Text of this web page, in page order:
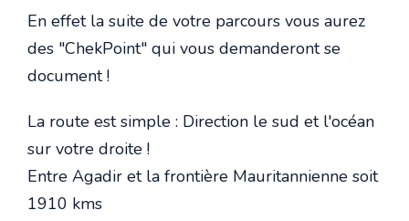
En effet la suite de votre parcours vous aurez
des "ChekPoint" qui vous demanderont se
document !
La route est simple : Direction le sud et l'océan
sur votre droite !
Entre Agadir et la frontière Mauritannienne soit
1910 kms